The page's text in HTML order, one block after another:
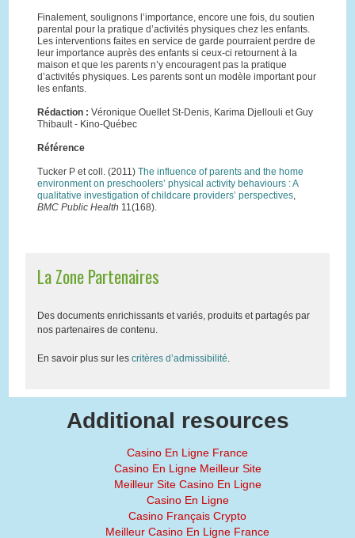
Finalement, soulignons l’importance, encore une fois, du soutien
parental pour la pratique d’activités physiques chez les enfants.
Les interventions faites en service de garde pourraient perdre de
leur importance auprès des enfants si ceux-ci retournent à la
maison et que les parents n’y encouragent pas la pratique
d’activités physiques. Les parents sont un modèle important pour
les enfants.
Rédaction : Véronique Ouellet St-Denis, Karima Djellouli et Guy
Thibault - Kino-Québec
Référence
Tucker P et coll. (2011) The influence of parents and the home
environment on preschoolers’ physical activity behaviours : A
qualitative investigation of childcare providers’ perspectives,
BMC Public Health 11(168).
La Zone Partenaires
Des documents enrichissants et variés, produits et partagés par
nos partenaires de contenu.
En savoir plus sur les critères d’admissibilité.
Additional resources
Casino En Ligne France
Casino En Ligne Meilleur Site
Meilleur Site Casino En Ligne
Casino En Ligne
Casino Français Crypto
Meilleur Casino En Ligne France